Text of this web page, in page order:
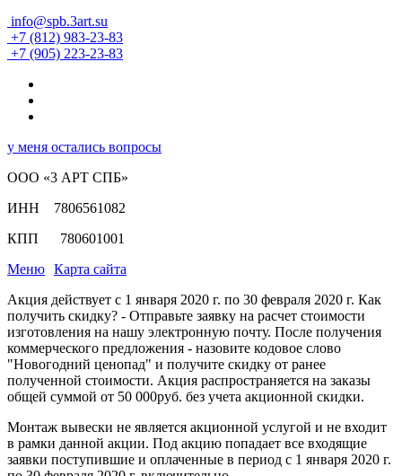
info@spb.3art.su
+7 (812) 983-23-83
+7 (905) 223-23-83
у меня остались вопросы
ООО «3 АРТ СПБ»
ИНН 7806561082
КПП 780601001
Меню Карта сайта
Акция действует с 1 января 2020 г. по 30 февраля 2020 г. Как
получить скидку? - Отправьте заявку на расчет стоимости
изготовления на нашу электронную почту. После получения
коммерческого предложения - назовите кодовое слово
"Новогодний ценопад" и получите скидку от ранее
полученной стоимости. Акция распространяется на заказы
общей суммой от 50 000руб. без учета акционной скидки.
Монтаж вывески не является акционной услугой и не входит
в рамки данной акции. Под акцию попадает все входящие
заявки поступившие и оплаченные в период с 1 января 2020 г.